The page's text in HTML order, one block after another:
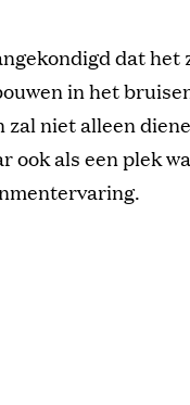
dat het
in het
niet alleen
ook als een plek